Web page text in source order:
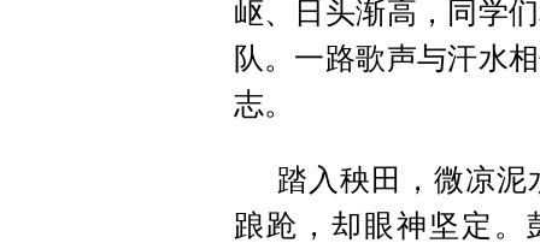
岖、日头渐高，同学
队。一路歌声与汗水
志。
踏入秧田，微凉
踉跄，却眼神坚定。